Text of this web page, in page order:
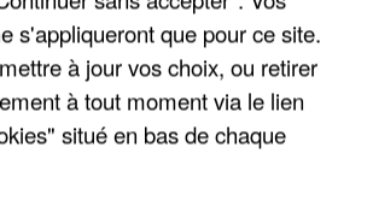
s'appliqueront que pour ce site.
à jour vos choix, ou retirer
à tout moment via le lien
situé en bas de chaque